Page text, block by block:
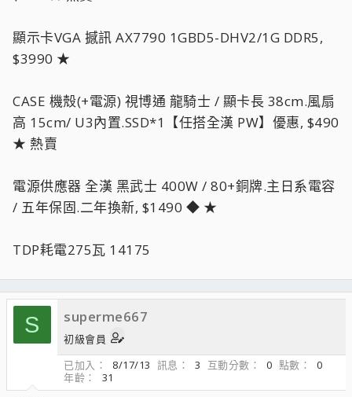
顯示卡VGA 撼訊 AX7790 1GBD5-DHV2/1G DDR5,
$3990 ★
CASE 機殼(+電源) 視博通 龍騎士 / 顯卡長 38cm.風扇
高 15cm/ U3內置.SSD*1【任搭全漢 PW】優惠, $490
★ 熱賣
電源供應器 全漢 黑武士 400W / 80+銅牌.主日系電容
/ 五年保固.二年換新, $1490 ◆ ★
TDP耗電275瓦 14175
S superme667
初級會員
已加入
8/17/13 訊息 3 互動分數 0 點數
0
年齡
31